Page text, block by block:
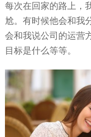
每次在回家的路上，
尬。有时候他会和我
会和我说公司的运营
目标是什么等等。